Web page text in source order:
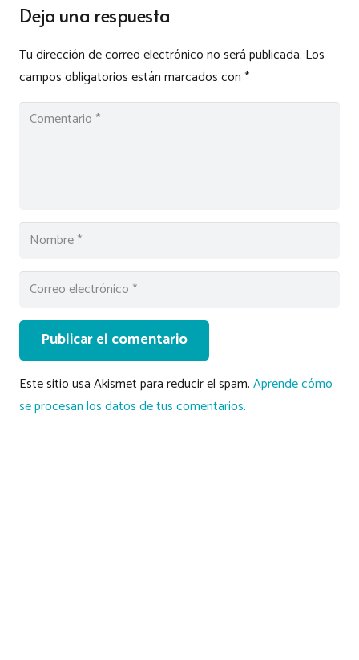
Deja una respuesta
Tu dirección de correo electrónico no será publicada. Los
campos obligatorios están marcados con*
Publicar el comentario
Este sitio usa Akismet para reducir el spam.Aprende cómo
se procesan los datos de tus comentarios.